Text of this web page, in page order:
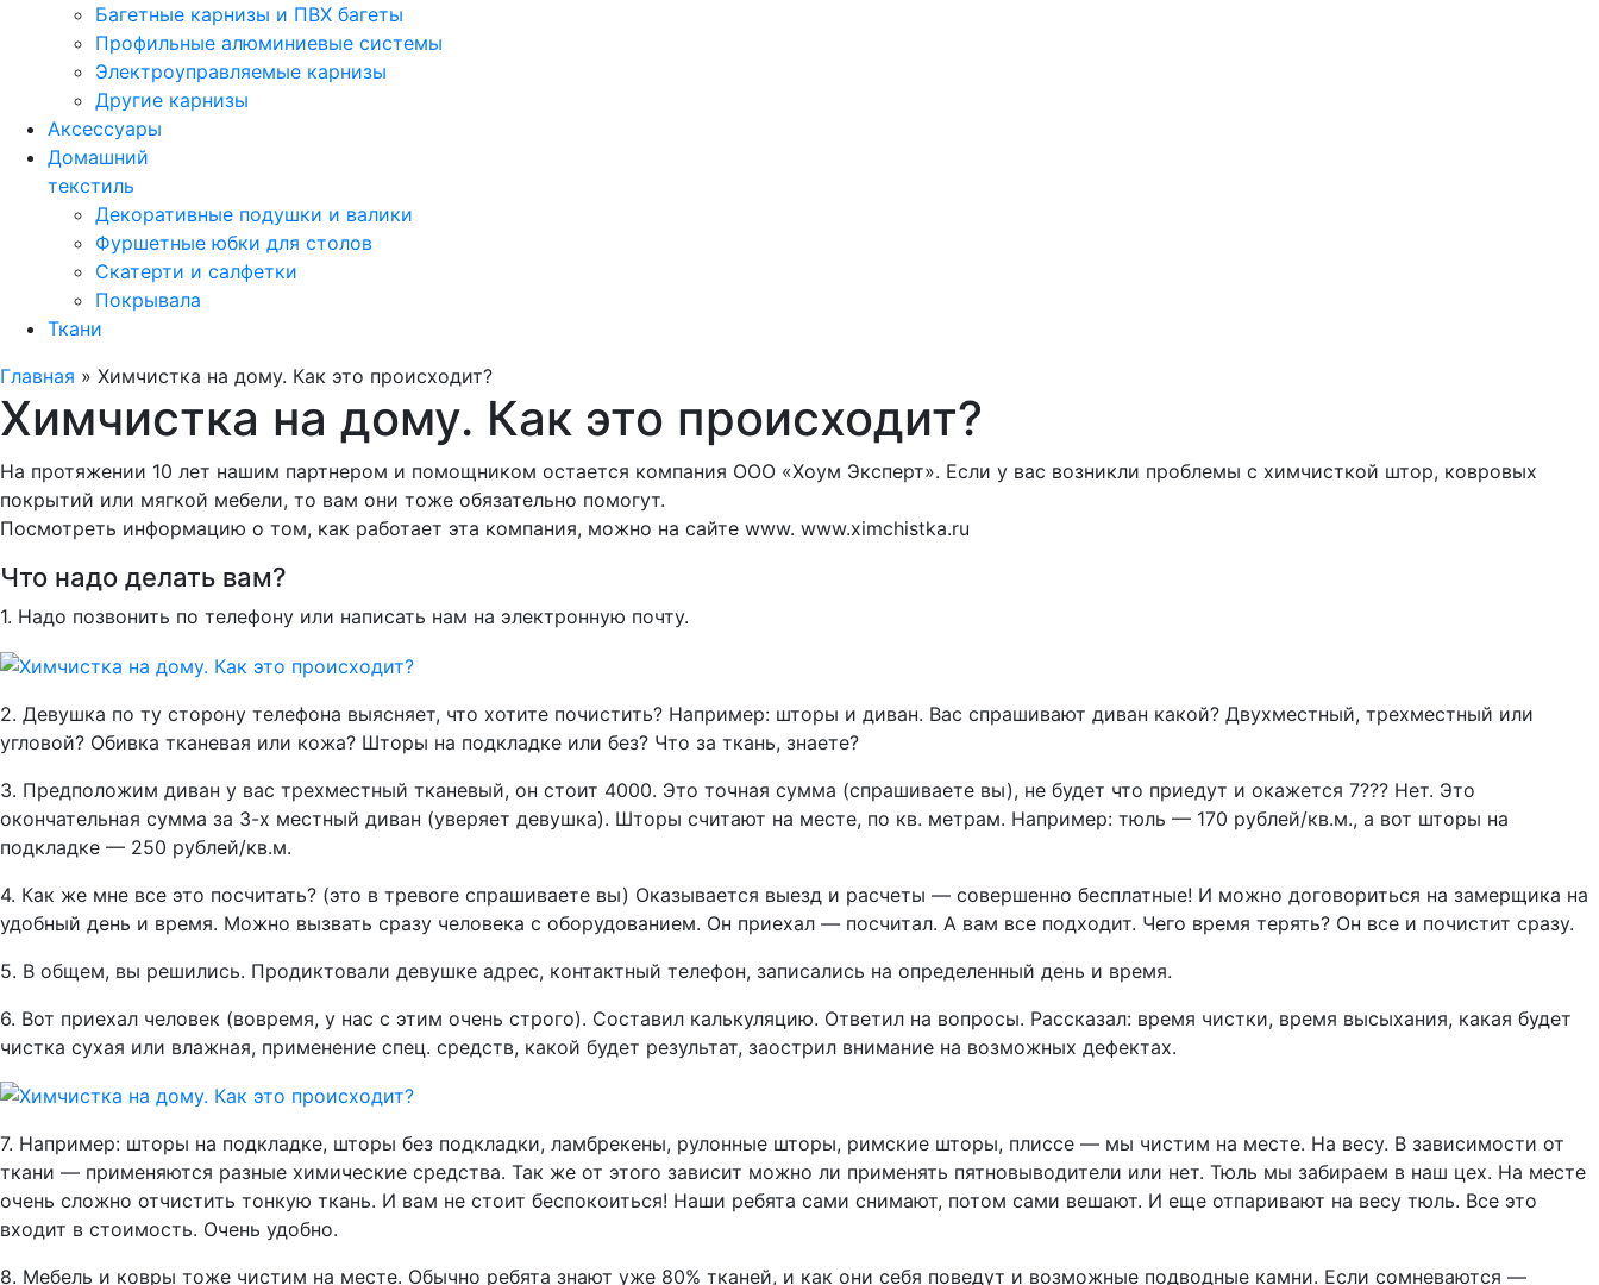
Багетные карнизы и ПВХ багеты
Профильные алюминиевые системы
Электроуправляемые карнизы
Другие карнизы
Аксессуары
Домашний
текстиль
Декоративные подушки и валики
Фуршетные юбки для столов
Скатерти и салфетки
Покрывала
Ткани
Главная » Химчистка на дому. Как это происходит?
Химчистка на дому. Как это происходит?
На протяжении 10 лет нашим партнером и помощником остается компания ООО «Хоум Эксперт». Если у вас возникли проблемы с химчисткой штор, ковровых
покрытий или мягкой мебели, то вам они тоже обязательно помогут.
Посмотреть информацию о том, как работает эта компания, можно на сайте www. www.ximchistka.ru
Что надо делать вам?
1. Надо позвонить по телефону или написать нам на электронную почту.
2. Девушка по ту сторону телефона выясняет, что хотите почистить? Например: шторы и диван. Вас спрашивают диван какой? Двухместный, трехместный или
угловой? Обивка тканевая или кожа? Шторы на подкладке или без? Что за ткань, знаете?
3. Предположим диван у вас трехместный тканевый, он стоит 4000. Это точная сумма (спрашиваете вы), не будет что приедут и окажется 7??? Нет. Это
окончательная сумма за 3-х местный диван (уверяет девушка). Шторы считают на месте, по кв. метрам. Например: тюль — 170 рублей/кв.м., а вот шторы на
подкладке — 250 рублей/кв.м.
4. Как же мне все это посчитать? (это в тревоге спрашиваете вы) Оказывается выезд и расчеты — совершенно бесплатные! И можно договориться на замерщика на
удобный день и время. Можно вызвать сразу человека с оборудованием. Он приехал — посчитал. А вам все подходит. Чего время терять? Он все и почистит сразу.
5. В общем, вы решились. Продиктовали девушке адрес, контактный телефон, записались на определенный день и время.
6. Вот приехал человек (вовремя, у нас с этим очень строго). Составил калькуляцию. Ответил на вопросы. Рассказал: время чистки, время высыхания, какая будет
чистка сухая или влажная, применение спец. средств, какой будет результат, заострил внимание на возможных дефектах.
7. Например: шторы на подкладке, шторы без подкладки, ламбрекены, рулонные шторы, римские шторы, плиссе — мы чистим на месте. На весу. В зависимости от
ткани — применяются разные химические средства. Так же от этого зависит можно ли применять пятновыводители или нет. Тюль мы забираем в наш цех. На месте
очень сложно отчистить тонкую ткань. И вам не стоит беспокоиться! Наши ребята сами снимают, потом сами вешают. И еще отпаривают на весу тюль. Все это
входит в стоимость. Очень удобно.
8. Мебель и ковры тоже чистим на месте. Обычно ребята знают уже 80% тканей, и как они себя поведут и возможные подводные камни. Если сомневаются —